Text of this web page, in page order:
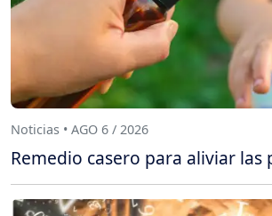
Noticias • AGO 6 / 2026
Remedio casero para aliviar las